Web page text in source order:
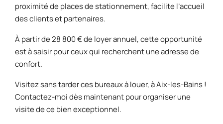
proximité de places de stationnement, facilite l’accueil
des clients et partenaires.
À partir de 28 800 € de loyer annuel, cette opportunité
est à saisir pour ceux qui recherchent une adresse de
confort.
Visitez sans tarder ces bureaux à louer, à Aix-les-Bains !
Contactez-moi dès maintenant pour organiser une
visite de ce bien exceptionnel.